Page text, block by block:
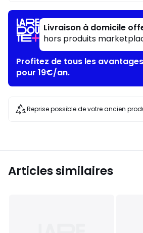
Livraison à domicile
hors produits
Profitez de tous les
pour 19€/an.
Reprise possible de votre ancien
Articles similaires